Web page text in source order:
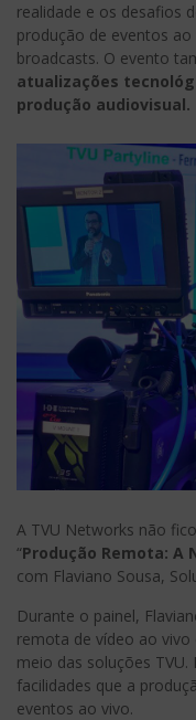
realidade e os desafios
produção de eventos
broadcasts. O evento
atualizações
produção audiovisual.
A TVU Networks não
“Produção Remota: A
com Flaviano Sousa,
Durante o painel,
remota de vídeo ao
meio das soluções TVU.
facilidades que a
eventos ao vivo.